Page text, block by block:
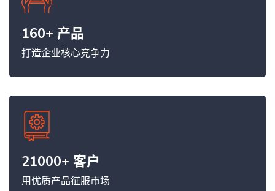
联系我们
160+ 产品
打造企业核心竞争力
21000+ 客户
用优质产品征服市场